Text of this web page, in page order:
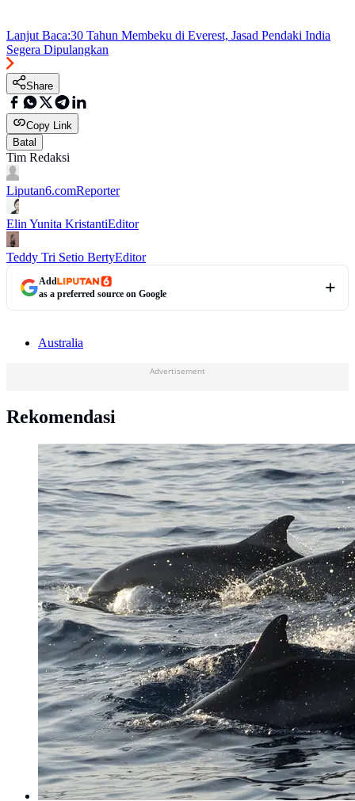
Lanjut Baca:30 Tahun Membeku di Everest, Jasad Pendaki India
Segera Dipulangkan
Share
Copy Link
Batal
Tim Redaksi
Liputan6.comReporter
Elin Yunita KristantiEditor
Teddy Tri Setio BertyEditor
Add
as a preferred source on Google
Australia
Advertisement
Rekomendasi